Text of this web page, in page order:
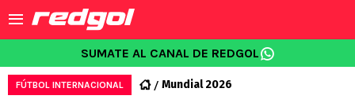
SUMATE AL CANAL DE REDGOL
FÚTBOL INTERNACIONAL Mundial 2026